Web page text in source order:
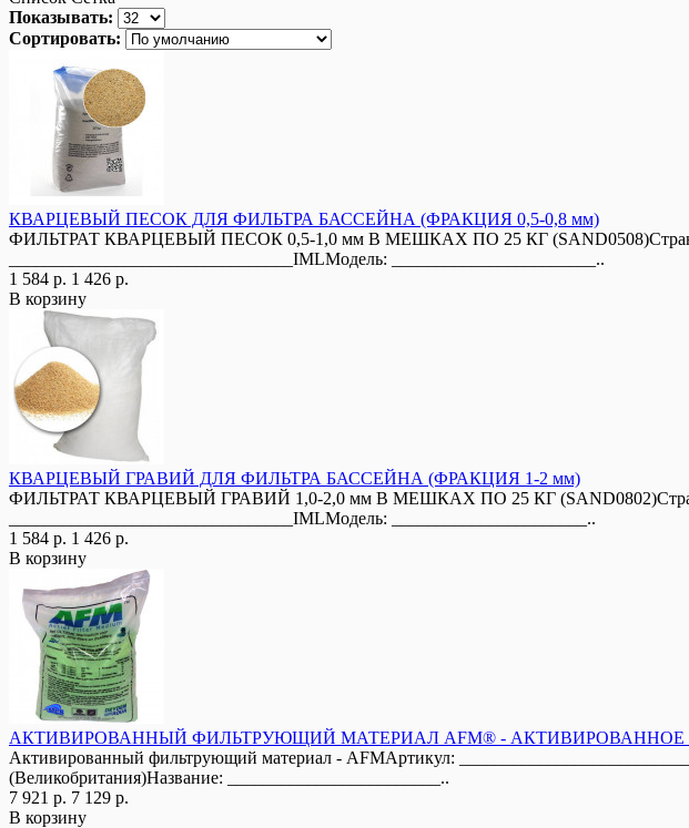
Показывать:
Сортировать:
КВАРЦЕВЫЙ ПЕСОК ДЛЯ ФИЛЬТРА БАССЕЙНА (ФРАКЦИЯ 0,5-0,8 мм)
ФИЛЬТРАТ КВАРЦЕВЫЙ ПЕСОК 0,5-1,0 мм В МЕШКАХ ПО 25 КГ (SAND0508)Страна
________________________________IMLМодель: _______________________..
1 584 р. 1 426 р.
В корзину
КВАРЦЕВЫЙ ГРАВИЙ ДЛЯ ФИЛЬТРА БАССЕЙНА (ФРАКЦИЯ 1-2 мм)
ФИЛЬТРАТ КВАРЦЕВЫЙ ГРАВИЙ 1,0-2,0 мм В МЕШКАХ ПО 25 КГ (SAND0802)Страна
________________________________IMLМодель: ______________________..
1 584 р. 1 426 р.
В корзину
АКТИВИРОВАННЫЙ ФИЛЬТРУЮЩИЙ МАТЕРИАЛ AFM® - АКТИВИРОВАННОЕ
Активированный фильтрующий материал - AFMАртикул:
(Великобритания)Название: ________________________..
7 921 р. 7 129 р.
В корзину